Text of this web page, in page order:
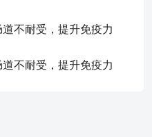
不耐受，提升免疫力
不耐受，提升免疫力